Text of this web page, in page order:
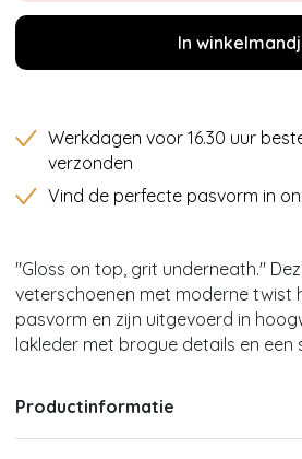
In
Werkdagen voor 16.30 uur
verzonden
Vind de perfecte pasvorm in
"Gloss on top, grit underneath."
veterschoenen met moderne twist
pasvorm en zijn uitgevoerd in
lakleder met brogue details en een
Productinformatie